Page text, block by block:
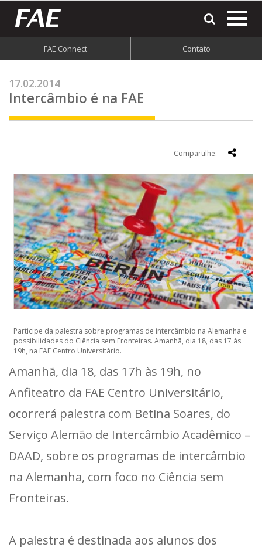
FAE Connect Contato
17.02.2014
Intercâmbio é na FAE
Compartilhe:
Participe da palestra sobre programas de intercâmbio na Alemanha e
possibilidades do Ciência sem Fronteiras. Amanhã, dia 18, das 17 às
19h, na FAE Centro Universitário.
Amanhã, dia 18, das 17h às 19h, no
Anfiteatro da FAE Centro Universitário,
ocorrerá palestra com Betina Soares, do
Serviço Alemão de Intercâmbio Acadêmico –
DAAD, sobre os programas de intercâmbio
na Alemanha, com foco no Ciência sem
Fronteiras.
A palestra é destinada aos alunos dos